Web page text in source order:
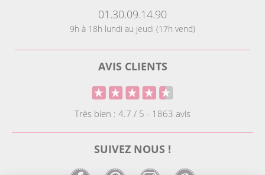
01.30.09.14.90
9h à 18h lundi au jeudi (17h vend)
AVIS CLIENTS
Très bien : 4.7 / 5 - 1863 avis
SUIVEZ NOUS !